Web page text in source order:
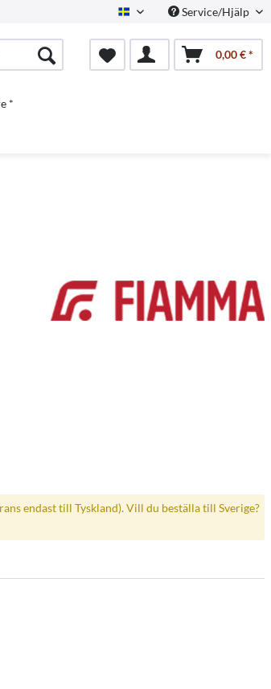
Swedish Service/Hjälp
0,00 € *
*
endast till Tyskland). Vill du beställa till Sverige?